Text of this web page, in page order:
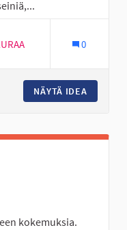
0
NÄYTÄ IDEA
kokemuksia.